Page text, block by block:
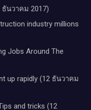
ธันวาคม 2017)
industry millions
Jobs Around The
up rapidly (12 ธันวาคม
and tricks (12